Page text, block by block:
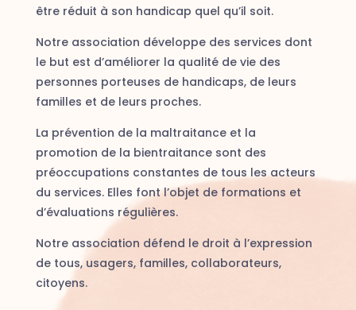
être réduit à son handicap quel qu’il soit.
Notre association développe des services dont
le but est d’améliorer la qualité de vie des
personnes porteuses de handicaps, de leurs
familles et de leurs proches.
La prévention de la maltraitance et la
promotion de la bientraitance sont des
préoccupations constantes de tous les acteurs
du services. Elles font l’objet de formations et
d’évaluations régulières.
Notre association défend le droit à l’expression
de tous, usagers, familles, collaborateurs,
citoyens.